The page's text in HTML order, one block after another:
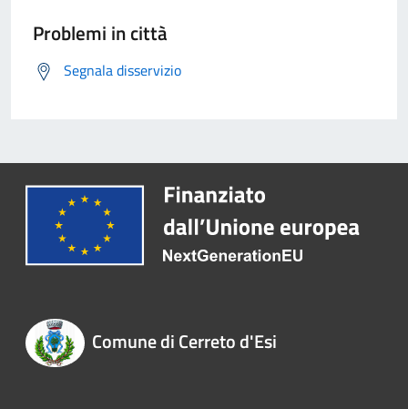
Problemi in città
Segnala disservizio
Comune di Cerreto d'Esi